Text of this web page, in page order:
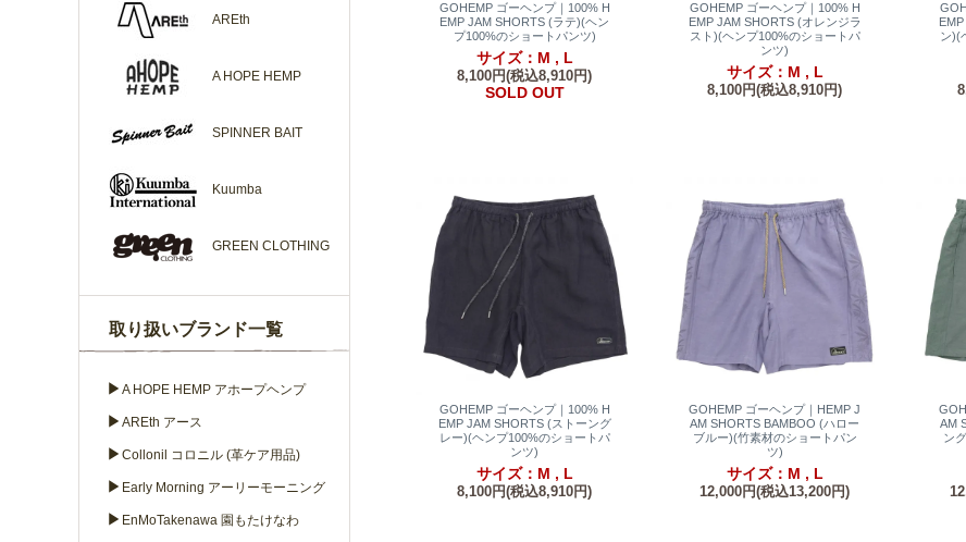
GOHEMP ゴーヘンプ｜100% H
EMP JAM SHORTS (ラテ)(ヘン
プ100%のショートパンツ)
サイズ：M , L
8,100円(税込8,910円)
SOLD OUT
GOHEMP ゴーヘンプ｜100% H
EMP JAM SHORTS (オレンジラ
スト)(ヘンプ100%のショートパ
ンツ)
サイズ：M , L
8,100円(税込8,910円)
ン)(
GOHEMP ゴーヘンプ｜100% H
EMP JAM SHORTS (ストーング
レー)(ヘンプ100%のショートパ
ンツ)
サイズ：M , L
8,100円(税込8,910円)
GOHEMP ゴーヘンプ｜HEMP J
AM SHORTS BAMBOO (ハロー
ブルー)(竹素材のショートパン
ツ)
サイズ：M , L
12,000円(税込13,200円)
AM
ン
AREth
A HOPE HEMP
SPINNER BAIT
Kuumba
GREEN CLOTHING
取り扱いブランド一覧
▶ A HOPE HEMP アホープヘンプ
▶ AREth アース
▶ Collonil コロニル (革ケア用品)
▶ Early Morning アーリーモーニング
▶ EnMoTakenawa 園もたけなわ